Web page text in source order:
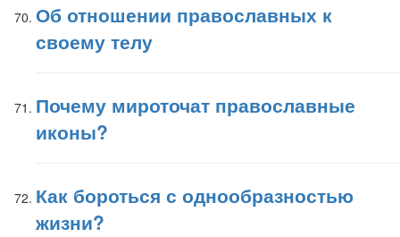
Об отношении православных к
своему телу
Почему мироточат православные
иконы?
Как бороться с однообразностью
жизни?